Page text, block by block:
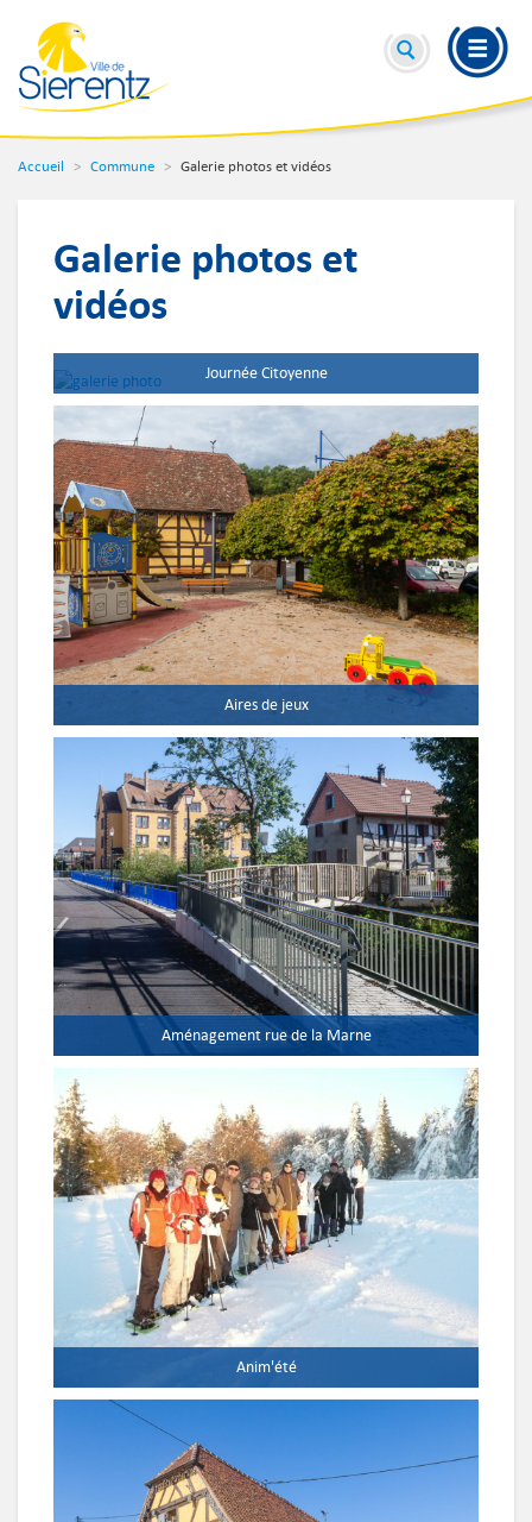
Accueil Commune Galerie photos et vidéos
Galerie photos et
vidéos
Journée Citoyenne
Aires de jeux
Aménagement rue de la Marne
Anim'été